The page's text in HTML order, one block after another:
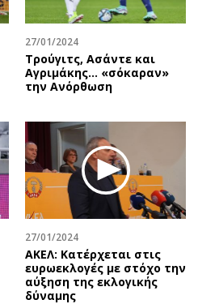
Επιστολές
27/01/2024
Τρούγιτς, Ασάντε και
Αγριμάκης… «σόκαραν»
την Ανόρθωση
27/01/2024
ΑΚΕΛ: Κατέρχεται στις
ευρωεκλογές με στόχο την
αύξηση της εκλογικής
δύναμης